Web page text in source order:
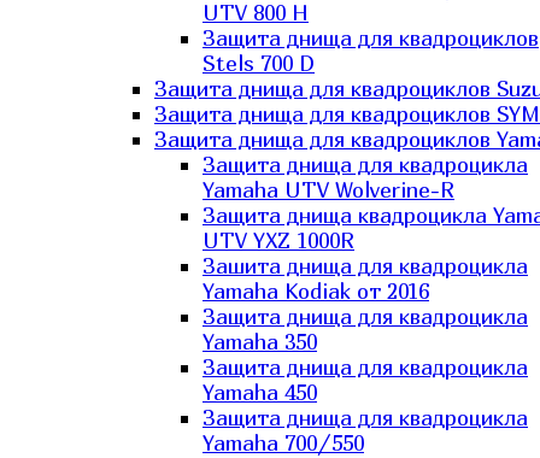
UTV 800 H
Защита днища для квадроциклов
Stels 700 D
Защита днища для квадроциклов
Защита днища для квадроциклов SYM
Защита днища для квадроциклов
Защита днища для квадроцикла
Yamaha UTV Wolverine-R
Защита днища квадроцикла
UTV YXZ 1000R
Зашита днища для квадроцикла
Yamaha Kodiak от 2016
Защита днища для квадроцикла
Yamaha 350
Защита днища для квадроцикла
Yamaha 450
Защита днища для квадроцикла
Yamaha 700/550